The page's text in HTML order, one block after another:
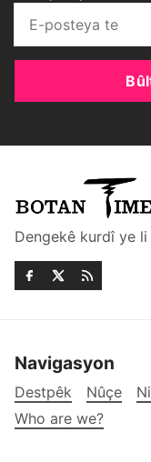
Dengekê kurdî ye
Navigasyon
Destpêk Nûçe
Who are we?